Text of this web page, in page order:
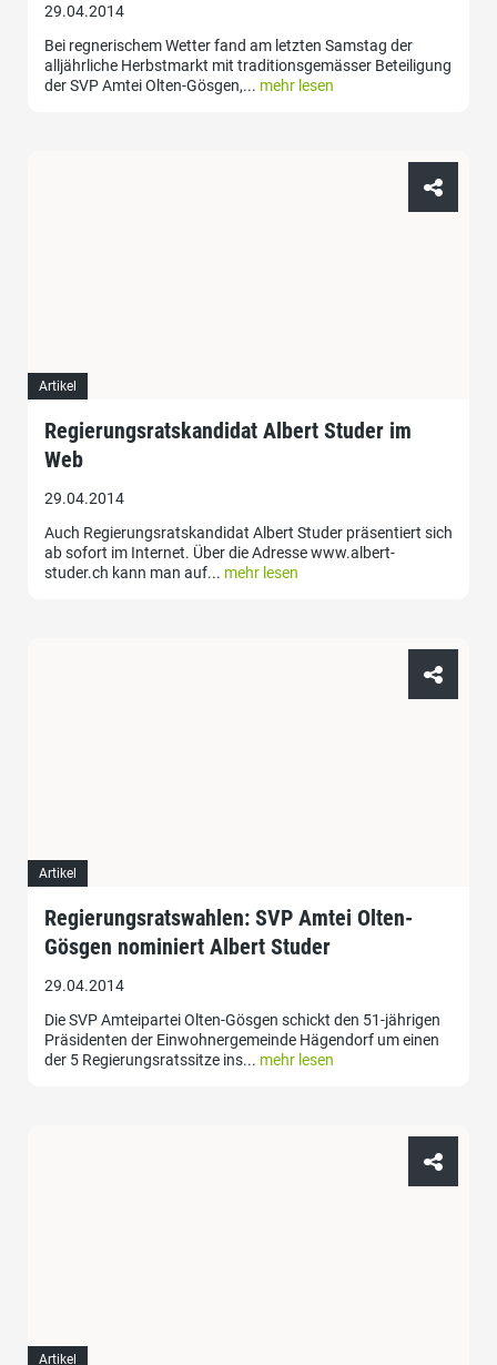
29.04.2014
Bei regnerischem Wetter fand am letzten Samstag der
alljährliche Herbstmarkt mit traditionsgemässer Beteiligung
der SVP Amtei Olten-Gösgen,... mehr lesen
Artikel
Regierungsratskandidat Albert Studer im
Web
29.04.2014
Auch Regierungsratskandidat Albert Studer präsentiert sich
ab sofort im Internet. Über die Adresse www.albert-
studer.ch kann man auf... mehr lesen
Artikel
Regierungsratswahlen: SVP Amtei Olten-
Gösgen nominiert Albert Studer
29.04.2014
Die SVP Amteipartei Olten-Gösgen schickt den 51-jährigen
Präsidenten der Einwohnergemeinde Hägendorf um einen
der 5 Regierungsratssitze ins... mehr lesen
Artikel